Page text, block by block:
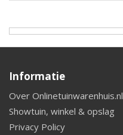
Informatie
Over Onlinetuinwarenhuis.nl
Showtuin, winkel & opslag
Privacy Policy